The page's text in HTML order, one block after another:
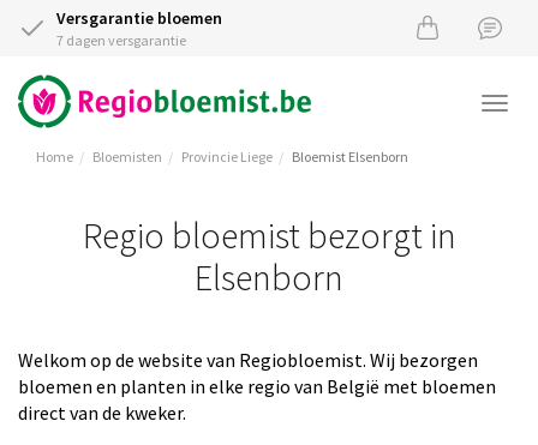
Versgarantie bloemen
7 dagen versgarantie
Home Bloemisten Provincie Liege Bloemist Elsenborn
Regio bloemist bezorgt in
Elsenborn
Welkom op de website van Regiobloemist. Wij bezorgen
bloemen en planten in elke regio van België met bloemen
direct van de kweker.